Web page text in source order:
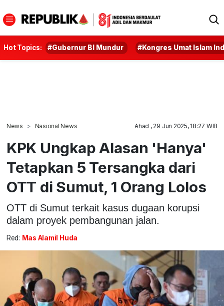
Hot Topics: #Gubernur BI Mundur #Kongres Umat Islam
News Nasional News Ahad , 29 Jun 2025, 18:27 WIB
KPK Ungkap Alasan 'Hanya'
Tetapkan 5 Tersangka dari
OTT di Sumut, 1 Orang Lolos
OTT di Sumut terkait kasus dugaan korupsi
dalam proyek pembangunan jalan.
Red: Mas Alamil Huda